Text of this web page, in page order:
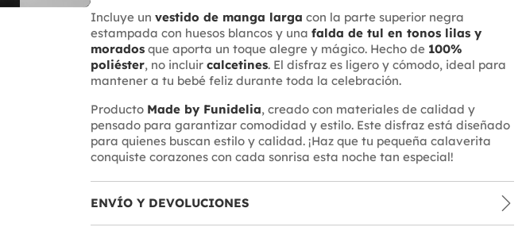
Incluye un vestido de manga larga con la parte superior negra
estampada con huesos blancos y una falda de tul en tonos lilas y
moradosque aporta un toque alegre y mágico. Hecho de 100%
poliéster, no incluir calcetines. El disfraz es ligero y cómodo, ideal para
mantener a tu bebé feliz durante toda la celebración.
Producto Made by Funidelia, creado con materiales de calidad y
pensado para garantizar comodidad y estilo. Este disfraz está diseñado
para quienes buscan estilo y calidad. ¡Haz que tu pequeña calaverita
conquiste corazones con cada sonrisa esta noche tan especial!
ENVÍO Y DEVOLUCIONES